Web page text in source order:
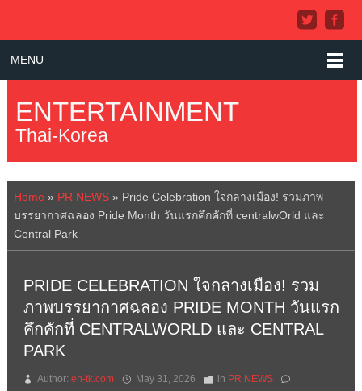
MENU
ENTERTAINMENT
Thai-Korea
Home » PR NEWS» Pride Celebration ใจกลางเมือง! รวมภาพ
บรรยากาศฉลอง Pride Month วันแรกคึกคักที่ centralwOrld และ
Central Park
PRIDE CELEBRATION ใจกลางเมือง! รวม
ภาพบรรยากาศฉลอง PRIDE MONTH วันแรก
คึกคักที่ CENTRALWORLD และ CENTRAL
PARK
Author: en-tk.com May 31, 2026 in PR NEWS